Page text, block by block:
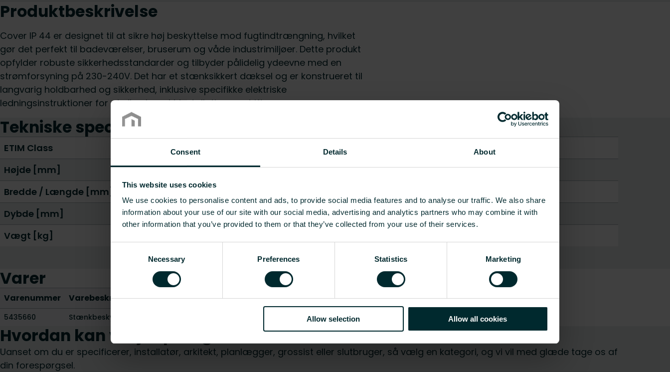
Consent Details About
This website uses cookies
We use cookies to personalise content and ads, to provide social media features and to analyse our traffic. We also share
information about your use of our site with our social media, advertising and analytics partners who may combine it with
other information that you’ve provided to them or that they’ve collected from your use of their services.
Necessary Preferences Statistics Marketing
Allow selection Allow all cookies
Produktbeskrivelse
Cover IP 44 er designet til at sikre høj beskyttelse mod fugtindtrængning, hvilket
gør det perfekt til badeværelser, bruserum og våde industrimiljøer. Dette produkt
opfylder robuste sikkerhedsstandarder og tilbyder pålidelig ydeevne med en
strømforsyning på 230-240V. Det har et stænksikkert dæksel og er konstrueret til
langvarig holdbarhed og sikkerhed, inklusive specifikke elektriske
ledningsinstruktioner for at sikre korrekt installation og drift.
Tekniske specifikationer
ETIM Class
EC002498 - Tilbehør til lavspændingsbrydere
Højde [mm]
240
Bredde / Længde [mm]
Dybde [mm]
184
Vægt [kg]
Vis alle
Varer
Varenummer Varebeskrivelse Vægt [kg] CO2/Kg ækvivalent pr. kg materiale
5435660 Stænkbeskyttelse KDN IP44
Hvordan kan vi hjælpe dig?
Uanset om du er specificerer, installatør, arkitekt, planlægger, grossist eller slutbruger, så vælg en kategori, og vi vil med glæde tage os af
din forespørgsel.